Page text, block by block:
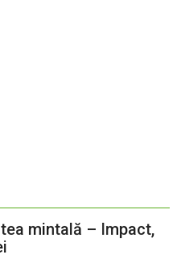
mintală – Impact,